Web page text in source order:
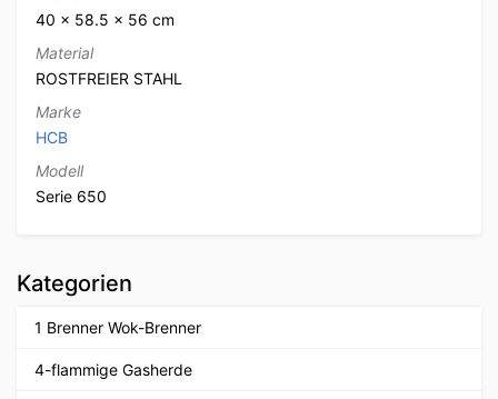
40 × 58.5 × 56 cm
Material
ROSTFREIER STAHL
Marke
HCB
Modell
Serie 650
Kategorien
1 Brenner Wok-Brenner
4-flammige Gasherde